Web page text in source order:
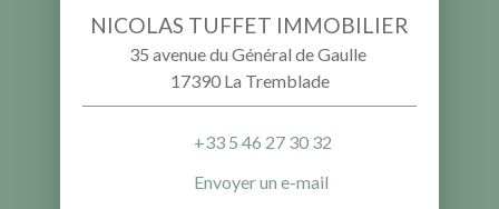
NICOLAS TUFFET IMMOBILIER
35 avenue du Général de Gaulle
17390 La Tremblade
+33 5 46 27 30 32
Envoyer un e-mail